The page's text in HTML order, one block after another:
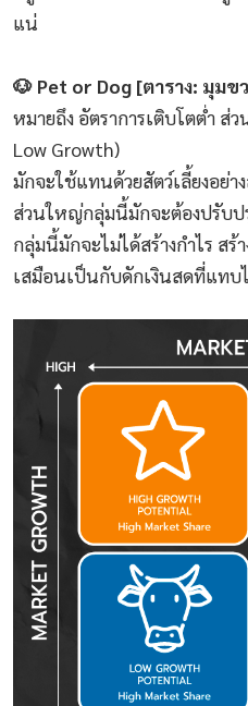
แน่
🐶 Pet or Dog [ตาราง: มุมข
หมายถึง อัตราการเติบโตต่ำ ส่
Low Growth)
มักจะใช้แทนด้วยสัตว์เลี้ยงอย่
ส่วนใหญ่กลุ่มนี้มักจะต้องปรับปรุ
กลุ่มนี้มักจะไม่ได้สร้างกำไร ส
เสมือนเป็นกับดักเงินสดที่แทบ